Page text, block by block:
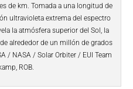
de km. Tomada a una longitud de
ultravioleta extrema del espectro
la atmósfera superior del Sol, la
alrededor de un millón de grados
/ NASA / Solar Orbiter / EUI Team
ROB.